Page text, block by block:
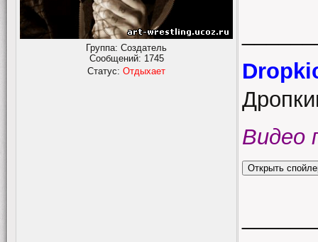
Группа: Создатель
Сообщений: 1745
Статус: Отдыхает
Видео